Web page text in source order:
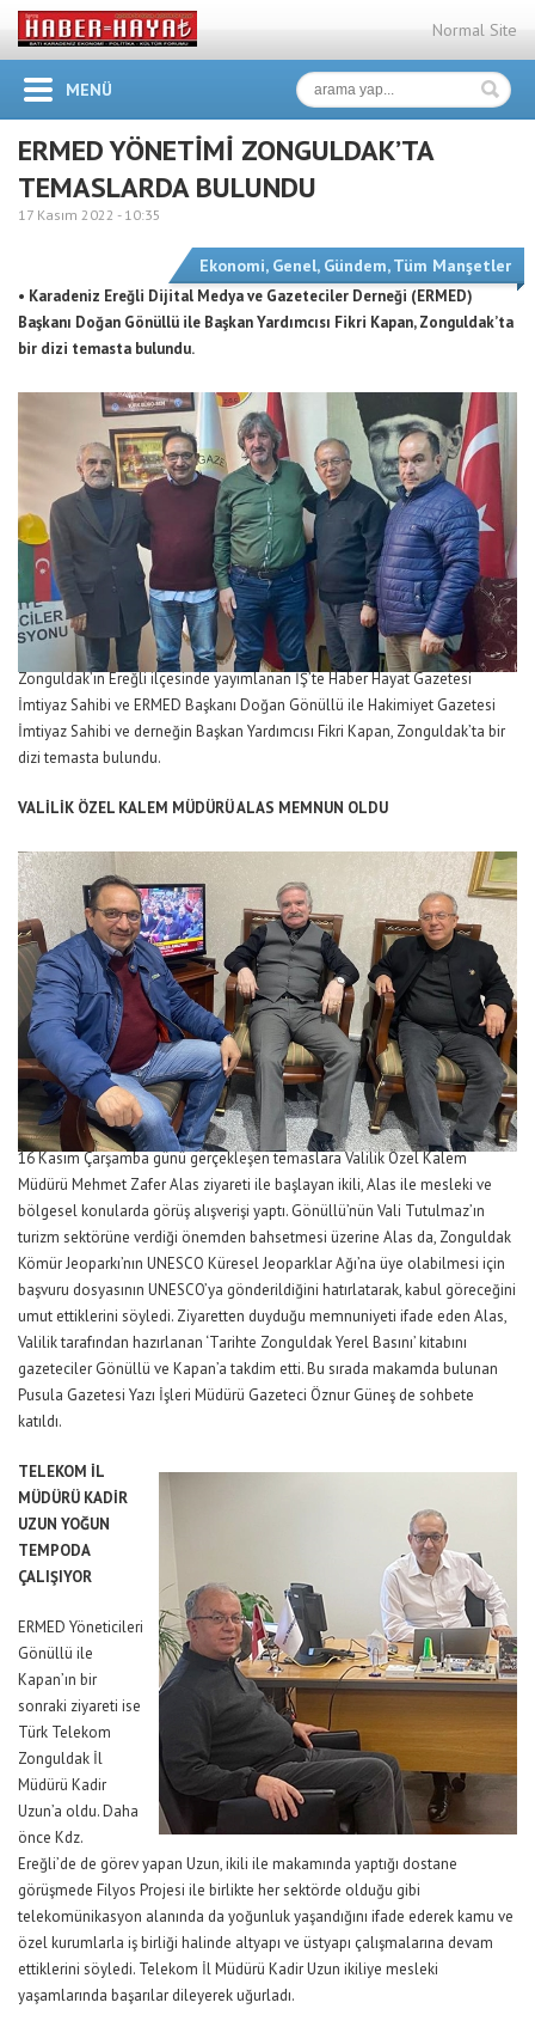
Normal Site
MENÜ
ERMED YÖNETİMİ ZONGULDAK’TA
TEMASLARDA BULUNDU
17 Kasım 2022 - 10:35
Ekonomi, Genel, Gündem,Tüm Manşetler
• Karadeniz Ereğli Dijital Medya ve Gazeteciler Derneği (ERMED)
Başkanı Doğan Gönüllü ile Başkan Yardımcısı Fikri Kapan, Zonguldak’ta
bir dizi temasta bulundu.
Zonguldak’ın Ereğli ilçesinde yayımlanan İŞ’te Haber Hayat Gazetesi
İmtiyaz Sahibi ve ERMED Başkanı Doğan Gönüllü ile Hakimiyet Gazetesi
İmtiyaz Sahibi ve derneğin Başkan Yardımcısı Fikri Kapan, Zonguldak’ta bir
dizi temasta bulundu.
VALİLİK ÖZEL KALEM MÜDÜRÜ ALAS MEMNUN OLDU
16 Kasım Çarşamba günü gerçekleşen temaslara Valilik Özel Kalem
Müdürü Mehmet Zafer Alas ziyareti ile başlayan ikili, Alas ile mesleki ve
bölgesel konularda görüş alışverişi yaptı. Gönüllü’nün Vali Tutulmaz’ın
turizm sektörüne verdiği önemden bahsetmesi üzerine Alas da, Zonguldak
Kömür Jeoparkı’nın UNESCO Küresel Jeoparklar Ağı’na üye olabilmesi için
başvuru dosyasının UNESCO’ya gönderildiğini hatırlatarak, kabul göreceğini
umut ettiklerini söyledi. Ziyaretten duyduğu memnuniyeti ifade eden Alas,
Valilik tarafından hazırlanan ‘Tarihte Zonguldak Yerel Basını’ kitabını
gazeteciler Gönüllü ve Kapan’a takdim etti. Bu sırada makamda bulunan
Pusula Gazetesi Yazı İşleri Müdürü Gazeteci Öznur Güneş de sohbete
katıldı.
TELEKOM İL
MÜDÜRÜ KADİR
UZUN YOĞUN
TEMPODA
ÇALIŞIYOR
ERMED Yöneticileri
Gönüllü ile
Kapan’ın bir
sonraki ziyareti ise
Türk Telekom
Zonguldak İl
Müdürü Kadir
Uzun’a oldu. Daha
önce Kdz.
Ereğli’de de görev yapan Uzun, ikili ile makamında yaptığı dostane
görüşmede Filyos Projesi ile birlikte her sektörde olduğu gibi
telekomünikasyon alanında da yoğunluk yaşandığını ifade ederek kamu ve
özel kurumlarla iş birliği halinde altyapı ve üstyapı çalışmalarına devam
ettiklerini söyledi. Telekom İl Müdürü Kadir Uzun ikiliye mesleki
yaşamlarında başarılar dileyerek uğurladı.